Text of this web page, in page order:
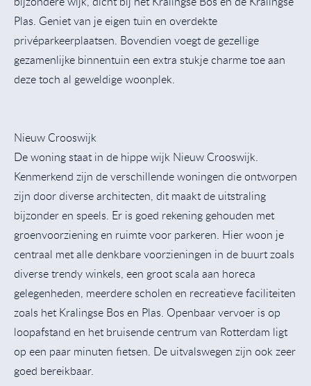
Plas. Geniet van je eigen tuin en overdekte
privéparkeerplaatsen. Bovendien voegt de gezellige
gezamenlijke binnentuin een extra stukje charme toe aan
deze toch al geweldige woonplek.
Nieuw Crooswijk
De woning staat in de hippe wijk Nieuw Crooswijk.
Kenmerkend zijn de verschillende woningen die ontworpen
zijn door diverse architecten, dit maakt de uitstraling
bijzonder en speels. Er is goed rekening gehouden met
groenvoorziening en ruimte voor parkeren. Hier woon je
centraal met alle denkbare voorzieningen in de buurt zoals
diverse trendy winkels, een groot scala aan horeca
gelegenheden, meerdere scholen en recreatieve faciliteiten
zoals het Kralingse Bos en Plas. Openbaar vervoer is op
loopafstand en het bruisende centrum van Rotterdam ligt
op een paar minuten fietsen. De uitvalswegen zijn ook zeer
goed bereikbaar.